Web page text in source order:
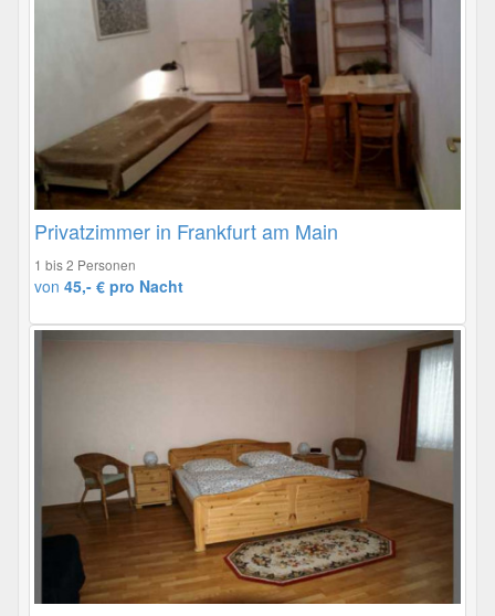
Privatzimmer in Frankfurt am Main
1 bis 2 Personen
von 45,- € pro Nacht